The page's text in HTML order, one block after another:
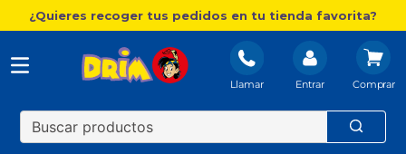
¿Quieres recoger tus pedidos en tu tienda favorita?
Llamar Entrar